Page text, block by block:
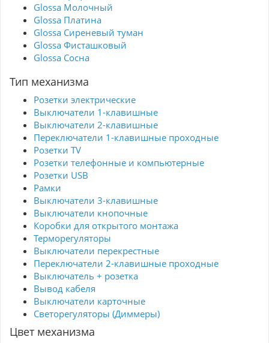
Glossa Молочный
Glossa Платина
Glossa Сиреневый туман
Glossa Фисташковый
Glossa Сосна
Тип механизма
Розетки электрические
Выключатели 1-клавишные
Выключатели 2-клавишные
Переключатели 1-клавишные проходные
Розетки TV
Розетки телефонные и компьютерные
Розетки USB
Рамки
Выключатели 3-клавишные
Выключатели кнопочные
Коробки для открытого монтажа
Терморегуляторы
Выключатели перекрестные
Переключатели 2-клавишные проходные
Выключатель + розетка
Вывод кабеля
Выключатели карточные
Светорегуляторы (Диммеры)
Цвет механизма